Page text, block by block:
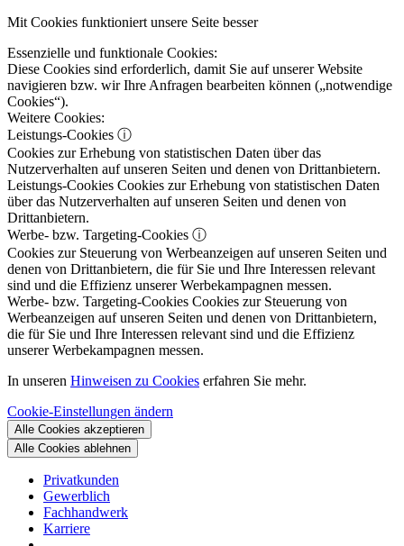
Mit Cookies funktioniert unsere Seite besser
Essenzielle und funktionale Cookies:
Diese Cookies sind erforderlich, damit Sie auf unserer Website
navigieren bzw. wir Ihre Anfragen bearbeiten können („notwendige
Cookies“).
Weitere Cookies:
Leistungs-Cookies ⓘ
Cookies zur Erhebung von statistischen Daten über das
Nutzerverhalten auf unseren Seiten und denen von Drittanbietern.
Leistungs-Cookies Cookies zur Erhebung von statistischen Daten
über das Nutzerverhalten auf unseren Seiten und denen von
Drittanbietern.
Werbe- bzw. Targeting-Cookies ⓘ
Cookies zur Steuerung von Werbeanzeigen auf unseren Seiten und
denen von Drittanbietern, die für Sie und Ihre Interessen relevant
sind und die Effizienz unserer Werbekampagnen messen.
Werbe- bzw. Targeting-Cookies Cookies zur Steuerung von
Werbeanzeigen auf unseren Seiten und denen von Drittanbietern,
die für Sie und Ihre Interessen relevant sind und die Effizienz
unserer Werbekampagnen messen.
In unseren Hinweisen zu Cookies erfahren Sie mehr.
Cookie-Einstellungen ändern
Alle Cookies akzeptieren
Alle Cookies ablehnen
Privatkunden
Gewerblich
Fachhandwerk
Karriere